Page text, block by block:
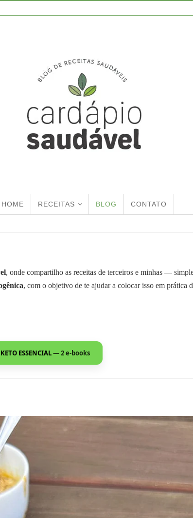
HOME RECEITAS BLOG CONTATO
, onde compartilho as receitas de terceiros e minhas —
, com o objetivo de te ajudar a colocar isso em prática
ESSENCIAL— 2 e-books